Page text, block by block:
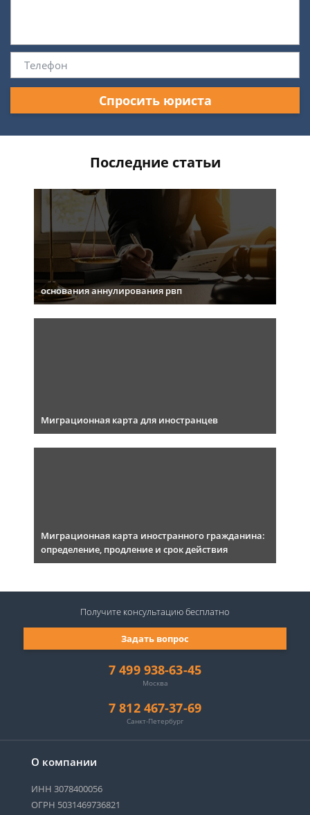
Спросить юриста
Последние статьи
основания аннулирования рвп
Миграционная карта для иностранцев
Миграционная карта иностранного гражданина:
определение, продление и срок действия
О компании
ИНН 3078400056
ОГРН 5031469736821
7 499 938-63-45
Москва
7 812 467-37-69
Санкт-Петербург
Задать вопрос
Получите консультациюбесплатно